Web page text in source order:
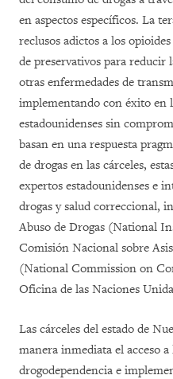
en aspectos específicos. La
reclusos adictos a los
de preservativos para
otras enfermedades de
implementando con éxito en
estadounidenses sin
basan en una respuesta
de drogas en las cárceles,
expertos estadounidenses e
drogas y salud correccional,
Abuso de Drogas (National
Comisión Nacional sobre
(National Commission on
Oficina de las Naciones
Las cárceles del estado de
manera inmediata el acceso
drogodependencia e